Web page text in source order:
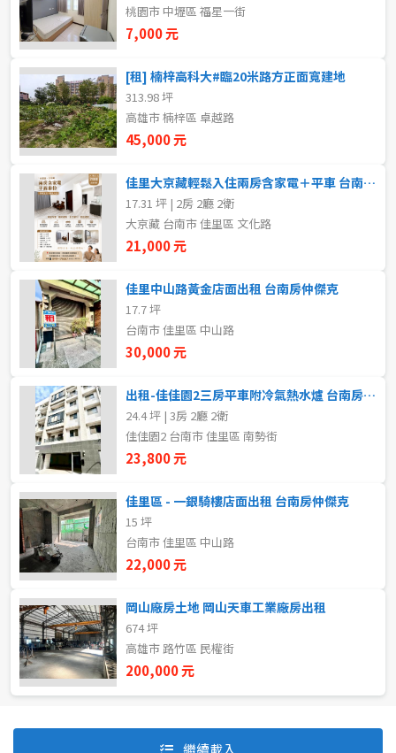
預設排序
21樓以上
~ 樓
格局
不拘
1房
2房 3房
租金(元)
自租
房東自租
桃園市 中壢區 福星一街
7,000 元
[租] 楠梓高科大#臨20米路方正面寬建地
313.98 坪
高雄市 楠梓區 卓越路
45,000 元
佳里大京藏輕鬆入住兩房含家電＋平車 台南房仲傑克
17.31 坪 | 2房 2廳 2衛
大京藏 台南市 佳里區 文化路
21,000 元
佳里中山路黃金店面出租 台南房仲傑克
17.7 坪
台南市 佳里區 中山路
30,000 元
出租-佳佳園2三房平車附冷氣熱水爐 台南房仲傑克
24.4 坪 | 3房 2廳 2衛
佳佳園2 台南市 佳里區 南勢街
23,800 元
佳里區 - 一銀騎樓店面出租 台南房仲傑克
15 坪
台南市 佳里區 中山路
22,000 元
岡山廠房土地 岡山天車工業廠房出租
674 坪
高雄市 路竹區 民權街
200,000 元
繼續載入